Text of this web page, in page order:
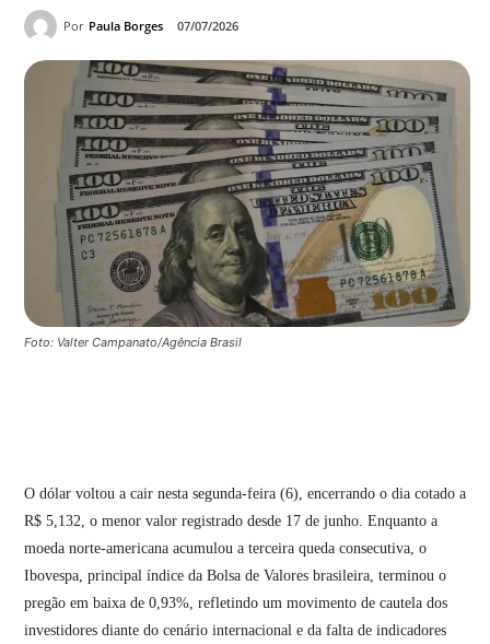
Por Paula Borges 07/07/2026
Foto: Valter Campanato/Agência Brasil
O dólar voltou a cair nesta segunda-feira (6), encerrando o dia cotado a
R$ 5,132, o menor valor registrado desde 17 de junho. Enquanto a
moeda norte-americana acumulou a terceira queda consecutiva, o
Ibovespa, principal índice da Bolsa de Valores brasileira, terminou o
pregão em baixa de 0,93%, refletindo um movimento de cautela dos
investidores diante do cenário internacional e da falta de indicadores